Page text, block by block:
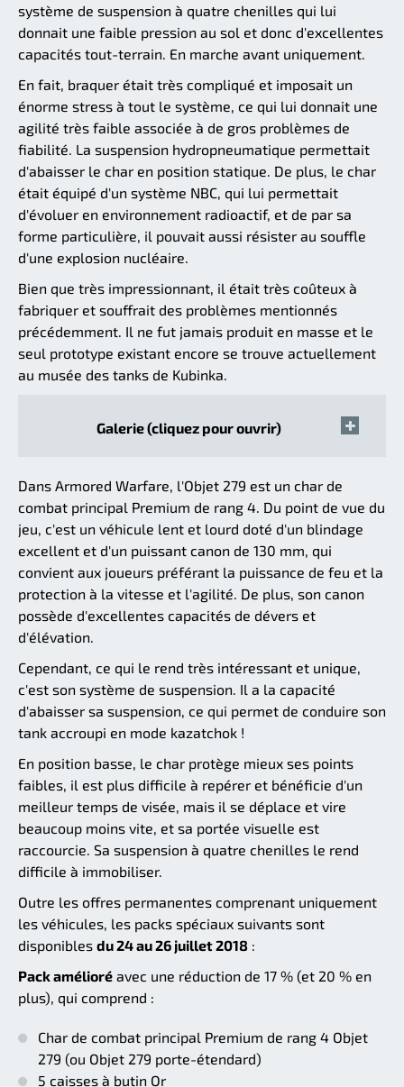
système de suspension à quatre chenilles qui lui
donnait une faible pression au sol et donc d'excellentes
capacités tout-terrain. En marche avant uniquement.
En fait, braquer était très compliqué et imposait un
énorme stress à tout le système, ce qui lui donnait une
agilité très faible associée à de gros problèmes de
fiabilité. La suspension hydropneumatique permettait
d'abaisser le char en position statique. De plus, le char
était équipé d'un système NBC, qui lui permettait
d'évoluer en environnement radioactif, et de par sa
forme particulière, il pouvait aussi résister au souffle
d'une explosion nucléaire.
Bien que très impressionnant, il était très coûteux à
fabriquer et souffrait des problèmes mentionnés
précédemment. Il ne fut jamais produit en masse et le
seul prototype existant encore se trouve actuellement
au musée des tanks de Kubinka.
Galerie (cliquez pour ouvrir)
Dans Armored Warfare, l'Objet 279 est un char de
combat principal Premium de rang 4. Du point de vue du
jeu, c'est un véhicule lent et lourd doté d'un blindage
excellent et d'un puissant canon de 130 mm, qui
convient aux joueurs préférant la puissance de feu et la
protection à la vitesse et l'agilité. De plus, son canon
possède d'excellentes capacités de dévers et
d'élévation.
Cependant, ce qui le rend très intéressant et unique,
c'est son système de suspension. Il a la capacité
d'abaisser sa suspension, ce qui permet de conduire son
tank accroupi en mode kazatchok !
En position basse, le char protège mieux ses points
faibles, il est plus difficile à repérer et bénéficie d'un
meilleur temps de visée, mais il se déplace et vire
beaucoup moins vite, et sa portée visuelle est
raccourcie. Sa suspension à quatre chenilles le rend
difficile à immobiliser.
Outre les offres permanentes comprenant uniquement
les véhicules, les packs spéciaux suivants sont
disponibles du 24 au 26 juillet 2018 :
Pack amélioré avec une réduction de 17 % (et 20 % en
plus), qui comprend :
Char de combat principal Premium de rang 4 Objet
279 (ou Objet 279 porte-étendard)
5 caisses à butin Or